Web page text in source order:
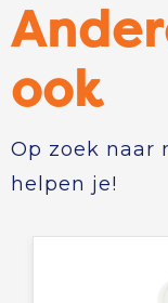
ook
Op zoek naar
helpen je!